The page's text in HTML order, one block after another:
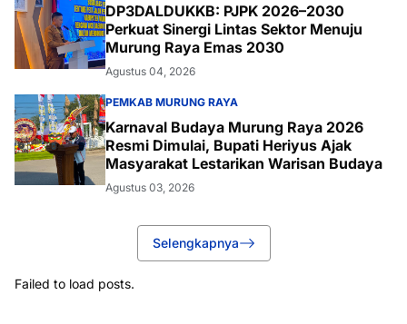
DP3DALDUKKB: PJPK 2026–2030
Perkuat Sinergi Lintas Sektor Menuju
Murung Raya Emas 2030
Agustus 04, 2026
PEMKAB MURUNG RAYA
Karnaval Budaya Murung Raya 2026
Resmi Dimulai, Bupati Heriyus Ajak
Masyarakat Lestarikan Warisan Budaya
Agustus 03, 2026
Selengkapnya
Failed to load posts.